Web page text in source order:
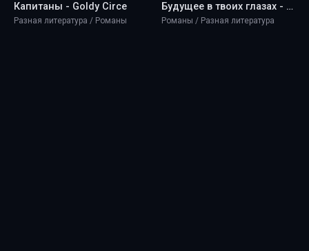
Капитаны - Goldy Circe
Разная литература / Романы
Будущее в твоих глазах - Goldy Circe
Романы / Разная литература